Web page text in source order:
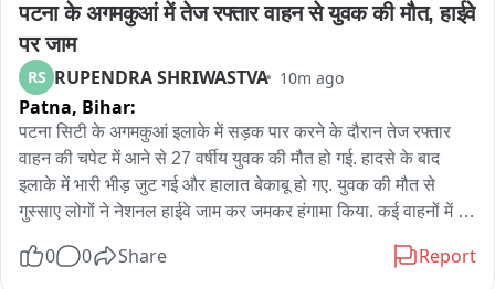
पटना के अगमकुआं में तेज रफ्तार वाहन से युवक की मौत, हाईवे
पर जाम
RS RUPENDRA SHRIWASTVA 10m ago
Patna, Bihar:
पटना सिटी के अगमकुआं इलाके में सड़क पार करने के दौरान तेज रफ्तार
वाहन की चपेट में आने से 27 वर्षीय युवक की मौत हो गई. हादसे के बाद
इलाके में भारी भीड़ जुट गई और हालात बेकाबू हो गए. युवक की मौत से
गुस्साए लोगों ने नेशनल हाईवे जाम कर जमकर हंगामा किया. कई वाहनों में
बयां किया कि जो दोषी ड्राइवर है उसे पर जल्द से जल्द कार्रवाई हो. वहीं
0 0 Share Report